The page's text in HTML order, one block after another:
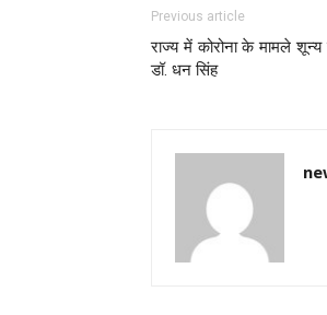
Previous article
राज्य में कोरोना के मामले शून्य
डॉ. धन सिंह